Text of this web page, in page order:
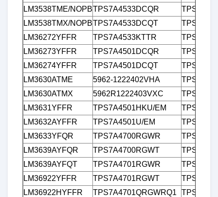
LM3538TME/NOPBTPS7A4533DCQR
LM3538TMX/NOPBTPS7A4533DCQT
LM36272YFFR
TPS7A4533KTTR
LM36273YFFR
TPS7A4501DCQR
LM36274YFFR
TPS7A4501DCQT
LM3630ATME
5962-1222402VHA
LM3630ATMX
5962R1222403VXC
LM3631YFFR
TPS7A4501HKU/EM
LM3632AYFFR
TPS7A4501U/EM
LM3633YFQR
TPS7A4700RGWR
LM3639AYFQR
TPS7A4700RGWT
LM3639AYFQT
TPS7A4701RGWR
LM36922YFFR
TPS7A4701RGWT
LM36922HYFFR
TPS7A4701QRGWRQ1